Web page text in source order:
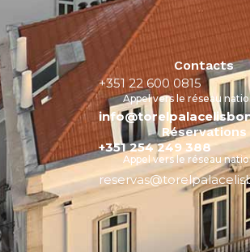
Contacts
+351 22 600 0815
Appel vers le réseau
Réservations
+351 254 249 388
Appel vers le réseau